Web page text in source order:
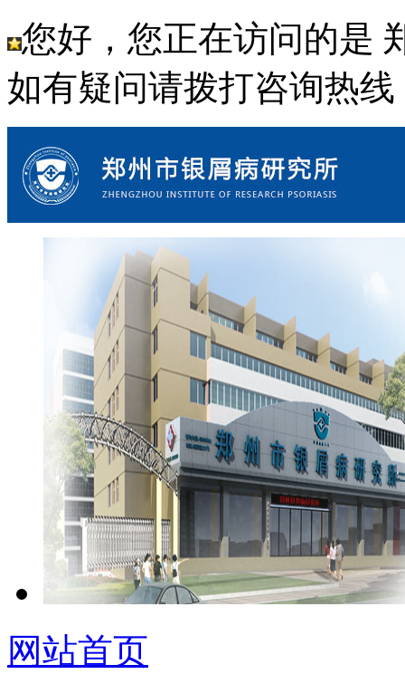
您好，您正在访问的是
如有疑问请拨打咨询热线
网站首页